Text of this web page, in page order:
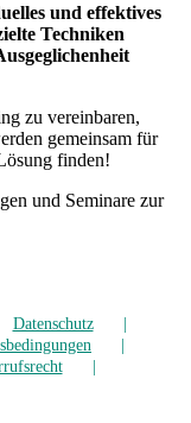
und effektives
Techniken
zu vereinbaren,
gemeinsam für
finden!
und Seminare zur
Datenschutz